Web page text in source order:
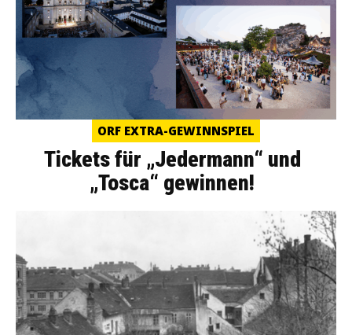
ORF EXTRA-GEWINNSPIEL
Tickets für „Jedermann“ und
„Tosca“ gewinnen!